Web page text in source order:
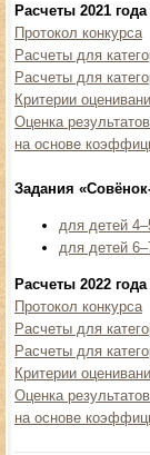
Расчеты 2021 года
Протокол конкурса
Расчеты для
Расчеты для
Критерии
Оценка
на основе
Задания
для детей
для детей
Расчеты 2022 года
Протокол конкурса
Расчеты для
Расчеты для
Критерии
Оценка
на основе